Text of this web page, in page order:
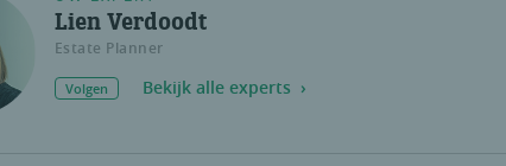
Lien Verdoodt
Estate Planner
Volgen Bekijk alle experts